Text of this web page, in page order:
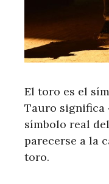
El toro es el
Tauro significa
símbolo real
parecerse a la
toro.